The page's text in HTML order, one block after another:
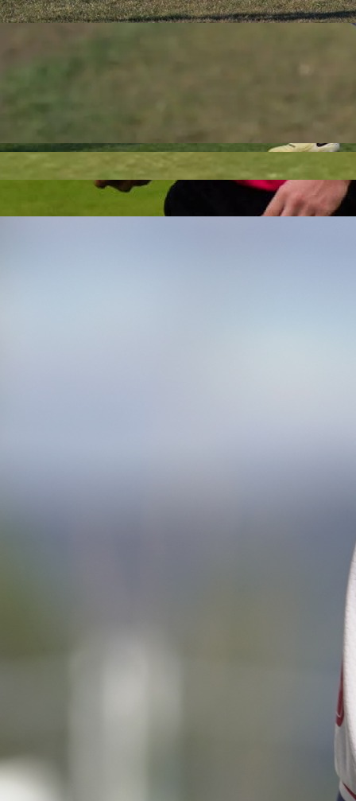
Malić 21. ožujka
stati na start Mostarskog polumaratona, ali ovoga
njegova utrka ima jasnu humanitarnu poruku.
osobnog rezultata u prvom planu je pomoć djeci, jer
Riječ je o inicijativi u kojoj trener simbolično
svoje kilometre s ciljem prikupljanja sredstava za
Udruge. Cijena jednog kilometra iznosi 21 KM
11 eura, a ukupni cilj je prodati svih 21
prikupiti 441 KM, koji će u cijelosti biti donirani